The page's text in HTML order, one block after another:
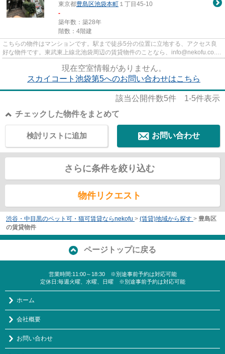
東京都豊島区池袋本町 １丁目45-10
-
築年数：築28年
階数：4階建
こちらの物件はマンションです。駅まで徒歩5分の位置に立地する、アクセス良
好な物件です。東武東上線北池袋周辺の賃貸物件のことなら、info@nekofu.co.jp
現在空室情報がありません。
スカイコート池袋第5へのお問い合わせはこちら
該当公開件数5件 1-5件表示
チェックした物件をまとめて
お問い合わせ
検討リストに追加
さらに条件を絞り込む
物件リクエスト
渋谷・中目黒のペット可・猫可賃貸ならnekofu > (賃貸)地域から探す > 豊島区
の賃貸物件
ページトップに戻る
営業時間:11:00～18:30 ※別途事前予約は対応可能
定休日:毎週火曜、水曜、日曜 ※別途事前予約は対応可能
ホーム
会社概要
お問い合わせ